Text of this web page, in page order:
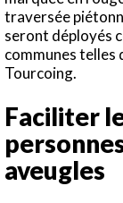
traversée
seront déployés
communes telles
Tourcoing.
Faciliter
aveugles